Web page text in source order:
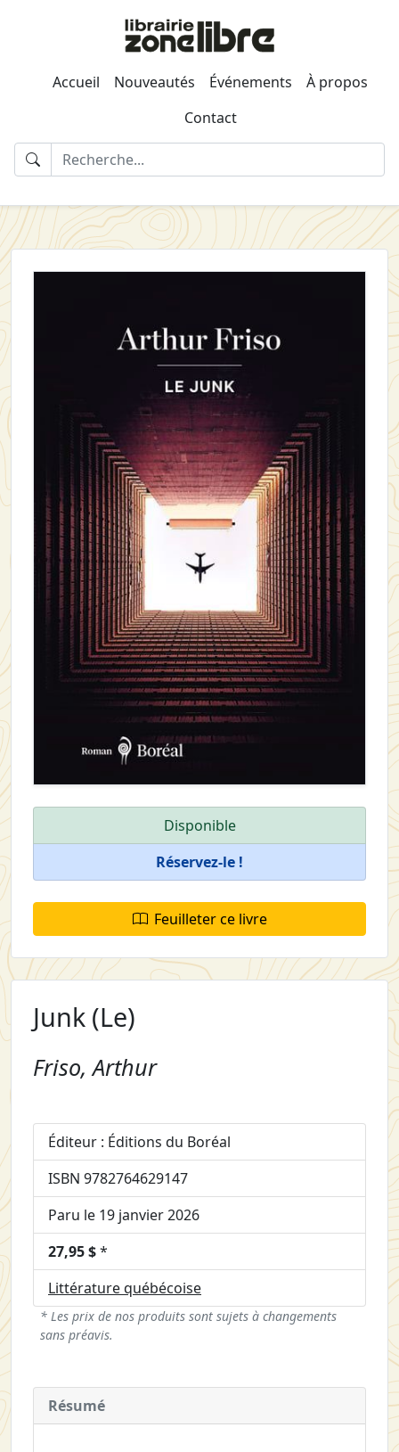
Accueil Nouveautés Événements
À propos
Contact
Disponible
Réservez-le !
Feuilleter ce livre
Junk (Le)
Friso, Arthur
Éditeur : Éditions du Boréal
ISBN 9782764629147
Paru le 19 janvier 2026
27,95 $*
Littérature québécoise
* Les prix de nos produits sont sujets à changements
sans préavis.
Résumé